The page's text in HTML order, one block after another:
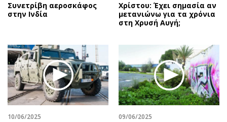
Συνετρίβη αεροσκάφος
στην Ινδία
Χρίστου: Έχει σημασία αν
μετανιώνω για τα χρόνια
στη Χρυσή Αυγή;
10/06/2025 09/06/2025